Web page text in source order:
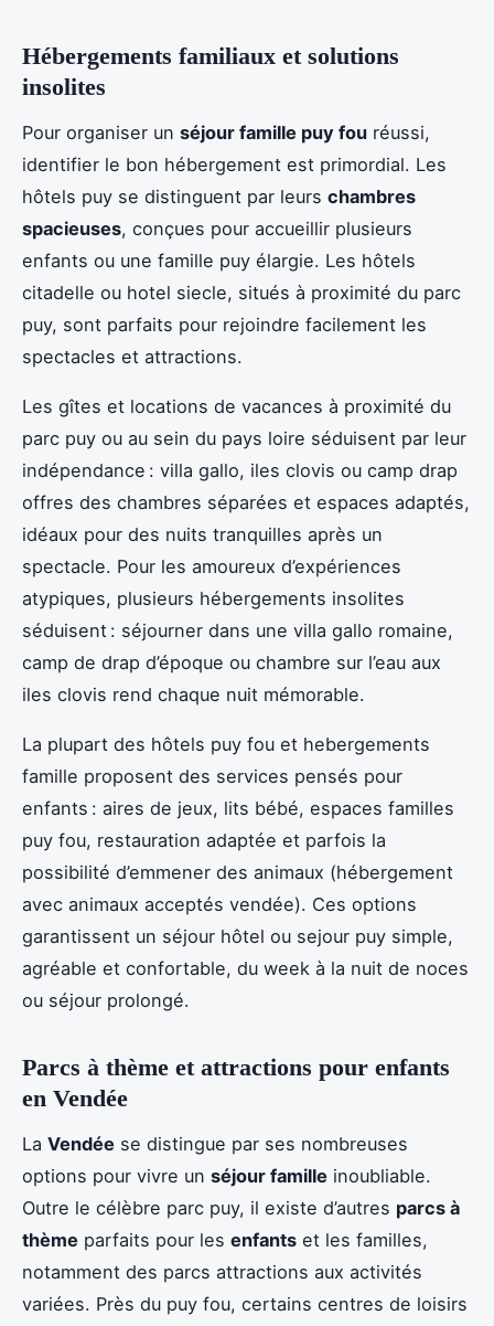
Hébergements familiaux et solutions
insolites
Pour organiser un séjour famille puy fou réussi,
identifier le bon hébergement est primordial. Les
hôtels puy se distinguent par leurs chambres
spacieuses, conçues pour accueillir plusieurs
enfants ou une famille puy élargie. Les hôtels
citadelle ou hotel siecle, situés à proximité du parc
puy, sont parfaits pour rejoindre facilement les
spectacles et attractions.
Les gîtes et locations de vacances à proximité du
parc puy ou au sein du pays loire séduisent par leur
indépendance : villa gallo, iles clovis ou camp drap
offres des chambres séparées et espaces adaptés,
idéaux pour des nuits tranquilles après un
spectacle. Pour les amoureux d’expériences
atypiques, plusieurs hébergements insolites
séduisent : séjourner dans une villa gallo romaine,
camp de drap d’époque ou chambre sur l’eau aux
iles clovis rend chaque nuit mémorable.
La plupart des hôtels puy fou et hebergements
famille proposent des services pensés pour
enfants : aires de jeux, lits bébé, espaces familles
puy fou, restauration adaptée et parfois la
possibilité d’emmener des animaux (hébergement
avec animaux acceptés vendée). Ces options
garantissent un séjour hôtel ou sejour puy simple,
agréable et confortable, du week à la nuit de noces
ou séjour prolongé.
Parcs à thème et attractions pour enfants
en Vendée
La Vendée se distingue par ses nombreuses
options pour vivre un séjour famille inoubliable.
Outre le célèbre parc puy, il existe d’autres parcs à
thème parfaits pour les enfants et les familles,
notamment des parcs attractions aux activités
variées. Près du puy fou, certains centres de loisirs